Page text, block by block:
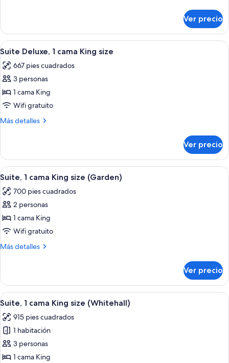
junior
Ver precio
Abrir
todas
las
fotos
de
Suite
Deluxe,
King
size
Habitación de hotel con una cama
5
Suite Deluxe, 1 cama King size
667 pies cuadrados
3 personas
1 cama King
Wifi gratuito
Más detalles
Más
Deluxe,
cama
size
Ver precio
Abrir
todas
las
fotos
de
Suite,
1
size
(Garden)
Una sala de estar moderna con
7
Suite, 1 cama King size (Garden)
700 pies cuadrados
2 personas
1 cama King
Wifi gratuito
Más detalles
Más
1
cama
King
(Garden)
Ver precio
Abrir
todas
las
fotos
de
Suite,
Una sala de estar moderna con
5
Suite, 1 cama King size (Whitehall)
915 pies cuadrados
1 habitación
3 personas
1 cama King